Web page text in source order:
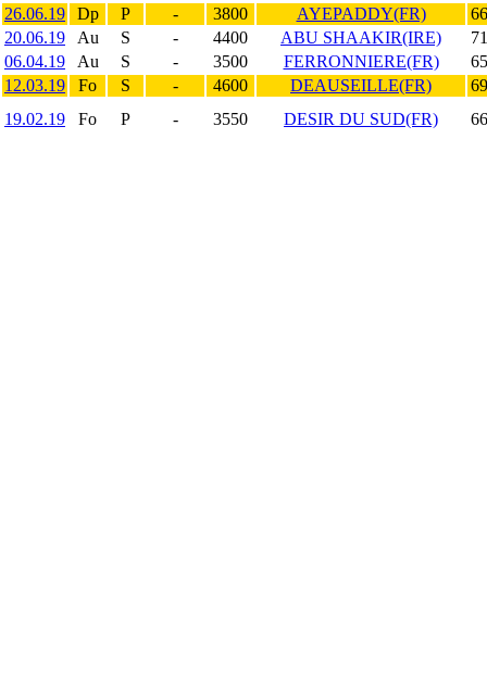
26.06.19
Dp P - 3800 AYEPADDY(FR)
20.06.19
Au S - 4400 ABU SHAAKIR(IRE)
06.04.19
Au S - 3500 FERRONNIERE(FR)
12.03.19
Fo S - 4600 DEAUSEILLE(FR)
19.02.19
Fo P - 3550 DESIR DU SUD(FR)